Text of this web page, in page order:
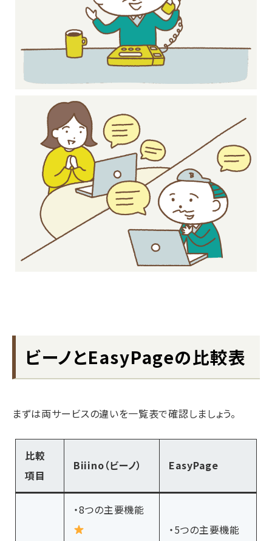
ビーノとEasyPageの比較表
まずは両サービスの違いを一覧表で確認しましょう。
比較
項目
Biiino（ビーノ） EasyPage
・8つの主要機能
・5つの主要機能